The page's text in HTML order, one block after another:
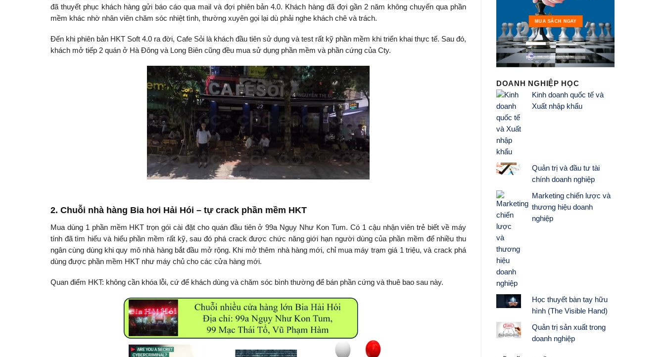
đã thuyết phục khách hàng gửi báo cáo qua mail và đợi phiên bản 4.0. Khách hàng đã đợi gần 2 năm không chuyển qua phần
mềm khác nhờ nhân viên chăm sóc nhiệt tình, thường xuyên gọi lại dù phải nghe khách chê và trách.
Đến khi phiên bản HKT Soft 4.0 ra đời, Cafe Sỏi là khách đầu tiên sử dụng và test rất kỹ phần mềm khi triển khai thực tế. Sau đó,
khách mở tiếp 2 quán ở Hà Đông và Long Biên cũng đều mua sử dụng phần mềm và phần cứng của Cty.
2. Chuỗi nhà hàng Bia hơi Hải Hói – tự crack phần mềm HKT
Mua dùng 1 phần mềm HKT trọn gói cài đặt cho quán đầu tiên ở 99a Ngụy Như Kon Tum. Có 1 cậu nhận viên trẻ biết về máy
tính đã tìm hiểu và hiểu phần mềm rất kỹ, sau đó phá crack được chức năng giới hạn người dùng của phần mềm để nhiều thu
ngân cùng dùng khi quy mô nhà hàng bắt đầu mở rộng. Khi mở thêm nhà hàng mới, chỉ mua máy trạm giá 1 triệu, và crack phá
dùng được phần mềm HKT như máy chủ cho các cửa hàng mới.
Quan điểm HKT: không cần khóa lỗi, cứ để khách dùng và chăm sóc bình thường để bán phần cứng và thuê bao sau này.
MUA SÁCH NGAY
DOANH NGHIỆP HỌC
Kinh doanh quốc tế và
Xuất nhập khẩu
Quản trị và đầu tư tài
chính doanh nghiệp
Marketing chiến lược và
thương hiệu doanh
nghiệp
Học thuyết bàn tay hữu
hình (The Visible Hand)
Quản trị sản xuất trong
doanh nghiệp